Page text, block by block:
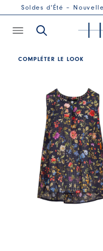
Soldes d'Été –
COMPLÉTER LE LOOK